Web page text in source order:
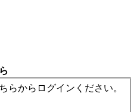
らからログインください。